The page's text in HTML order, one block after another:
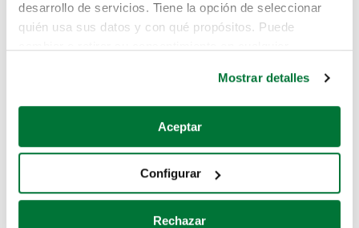
desarrollo de servicios. Tiene la opción de seleccionar
quién usa sus datos y con qué propósitos. Puede
Si lo permite, también quisiéramos:
Recopilar información sobre su ubicación geográfica
Identificar su dispositivo analizándolo activamente
para buscar características específicas (huellas
Mostrar detalles
Aceptar
Configurar
Rechazar
Pero puedes encontrar el coche que estás
buscando en alguno de estos enlaces:
Coches de segunda mano
Coches de km0